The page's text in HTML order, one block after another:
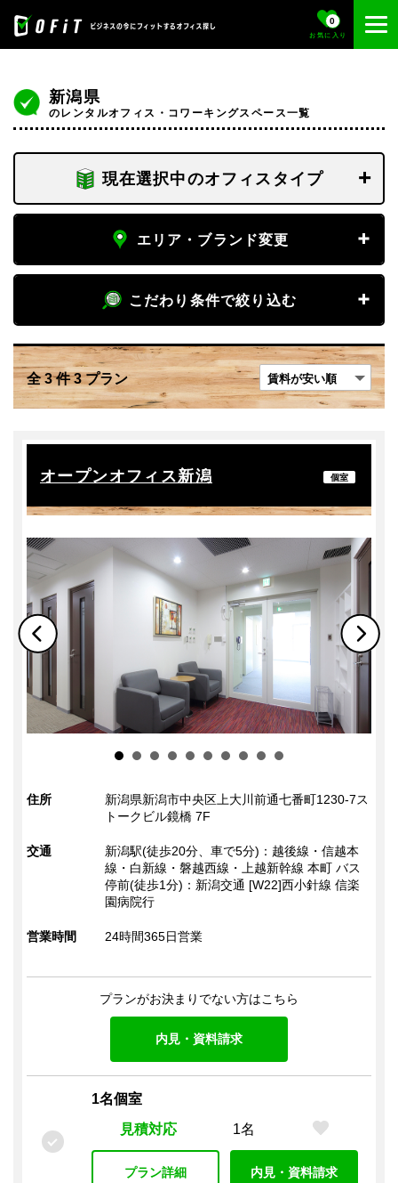
お気に入り
0
新潟県
のレンタルオフィス・コワーキングスペース一覧
現在選択中のオフィスタイプ
個室
フリーデスク
バーチャルオフィス
オフィスタイプ変更
エリア・ブランド変更
エリア変更
ブランド
こだわり条件で絞り込む
賃料
〜
広さ
〜
人数目安
人気のこだわり条件
法人登記 秘書サービス
会議室（有料）
オフィス家具付き
24時間365日利用可能
更に詳しい条件を追加
施設サービス
秘書サービス
ビジネス交流会
ドリンクサービス（有料）
ドリンクサービス（無料）
会議室（有料） 会議室（無料）
郵便・ロッカー
郵便受け（有人受付）
郵便受け（エントランス）
宅配物転送
ロッカー
宅配ロッカー
電話転送・代行 専用電話番号
該当物件
3件 3 プラン
この条件で検索
全3件3プラン
オープンオフィス新潟 個室
住所
新潟県新潟市中央区上大川前通七番町1230-7ス
トークビル鏡橋 7F
交通
新潟駅(徒歩20分、車で5分)：越後線・信越本
線・白新線・磐越西線・上越新幹線 本町 バス
停前(徒歩1分)：新潟交通 [W22]西小針線 信楽
園病院行
営業時間 24時間365日営業
プランがお決まりでない方はこちら
内見・資料請求
1名個室
見積対応
1名
プラン詳細 内見・資料請求